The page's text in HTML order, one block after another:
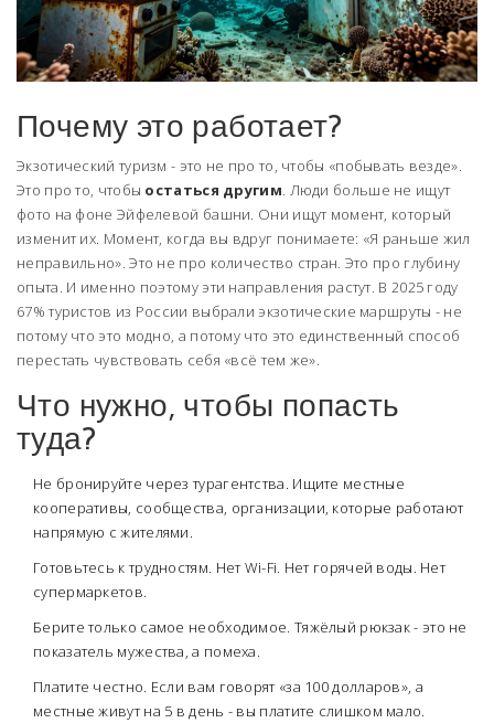
Почему это работает?
Экзотический туризм - это не про то, чтобы «побывать везде».
Это про то, чтобы остаться другим. Люди больше не ищут
фото на фоне Эйфелевой башни. Они ищут момент, который
изменит их. Момент, когда вы вдруг понимаете: «Я раньше жил
неправильно». Это не про количество стран. Это про глубину
опыта. И именно поэтому эти направления растут. В 2025 году
67% туристов из России выбрали экзотические маршруты - не
потому что это модно, а потому что это единственный способ
перестать чувствовать себя «всё тем же».
Что нужно, чтобы попасть
туда?
Не бронируйте через турагентства. Ищите местные
кооперативы, сообщества, организации, которые работают
напрямую с жителями.
Готовьтесь к трудностям. Нет Wi-Fi. Нет горячей воды. Нет
супермаркетов.
Берите только самое необходимое. Тяжёлый рюкзак - это не
показатель мужества, а помеха.
Платите честно. Если вам говорят «за 100 долларов», а
местные живут на 5 в день - вы платите слишком мало.